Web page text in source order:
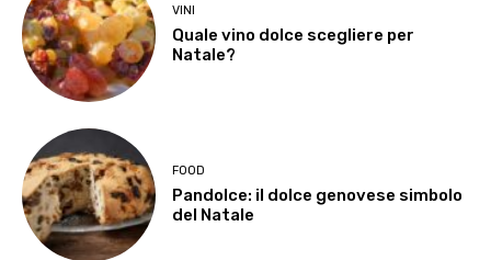
VINI
Quale vino dolce scegliere per
Natale?
FOOD
Pandolce: il dolce genovese simbolo
del Natale